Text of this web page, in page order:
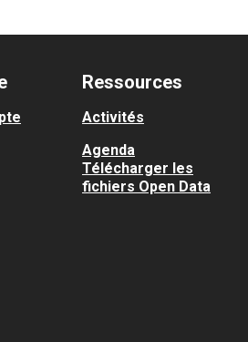
Ressources
Activités
Agenda
Télécharger les
fichiers Open Data